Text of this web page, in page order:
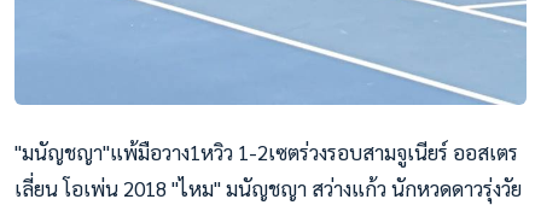
"มนัญชญา"แพ้มือวาง1หวิว 1-2เซตร่วงรอบสามจูเนียร์ ออสเตร
เลี่ยน โอเพ่น 2018 "ไหม" มนัญชญา สว่างแก้ว นักหวดดาวรุ่งวัย